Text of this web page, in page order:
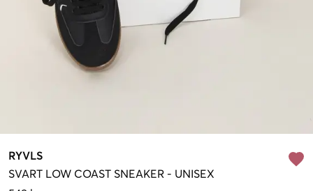
RYVLS
SVART LOW COAST SNEAKER - UNISEX